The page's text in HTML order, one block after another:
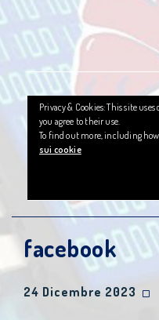
Privacy & Cookies: This site
you agree to their use.
To find out more, including
sui cookie
facebook
24 Dicembre 2023